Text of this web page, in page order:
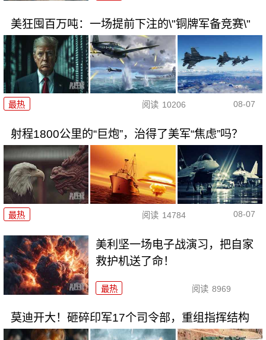
美狂囤百万吨：一场提前下注的\"铜牌军备竞赛\"
最热 阅读 10206 08-07
射程1800公里的“巨炮”，治得了美军“焦虑”吗？
最热 阅读 14784 08-07
美利坚一场电子战演习，把自家
救护机送了命！
最热 阅读 8969
莫迪开大！砸碎印军17个司令部，重组指挥结构